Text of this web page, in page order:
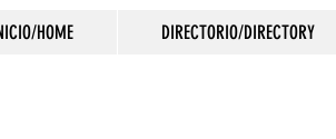
HOME DIRECTORIO/DIRECTORY